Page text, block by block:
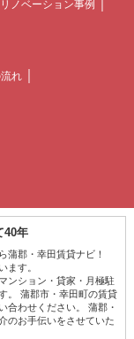
リノベーション事例
れ
40年
蒲郡・幸田賃貸ナビ！
ます。
ンション・貸家・月極駐
。 蒲郡市・幸田町の賃貸
合わせください。 蒲郡・
のお手伝いをさせていた